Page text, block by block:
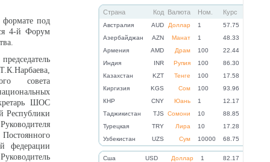
Страна Код Валюта Ном. Курс
Австралия AUD Доллар 1
57.75
Азербайджан
AZN Манат 1
48.33
Армения
AMD Драм 100
22.44
Индия
INR Рупия 100
86.30
Казахстан
KZT Тенге 100
17.58
Киргизия
KGS Сом 100
93.96
КНР
CNY Юань 1
12.17
Таджикистан
TJS Сомони 10
88.85
Турецкая
TRY Лира 10
17.28
Узбекистан
UZS Сум 10000 68.75
Cша USD Доллар 1
82.17
формате под
4-й Форум
совета
ШОС
федерации